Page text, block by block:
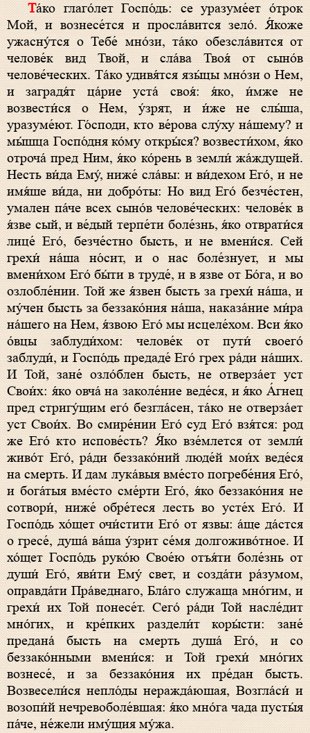
Та́ко глаго́лет Госпо́дь: се уразуме́ет о́трок
Мой, и вознесе́тся и просла́вится зело́. Я́коже
ужасну́тся о Тебе́ мно́зи, та́ко обезсла́вится от
челове́к вид Твой, и сла́ва Твоя́ от сыно́в
челове́ческих. Та́ко удивя́тся язы́цы мно́зи о Нем,
и заградя́т ца́рие уста́ своя́: я́ко, и́мже не
возвести́ся о Нем, у́зрят, и и́же не слы́ша,
уразуме́ют. Го́споди, кто ве́рова слу́ху на́шему? и
мы́шца Госпо́дня ко́му откры́ся? возвести́хом, я́ко
отроча́ пред Ним, я́ко ко́рень в земли́ жа́ждущей.
Несть ви́да Ему́, ниже́ сла́вы: и ви́дехом Его́, и не
имя́ше ви́да, ни добро́ты: Но вид Его́ безче́стен,
умален па́че всех сыно́в челове́ческих: челове́к в
я́зве сый, и ве́дый терпе́ти боле́знь, я́ко отврати́ся
лице́ Его́, безче́стно бысть, и не вмени́ся. Сей
грехи́ на́ша но́сит, и о нас боле́знует, и мы
вмени́хом Его́ бы́ти в труде́, и в язве от Бо́га, и во
озлобле́нии. Той же я́звен бысть за грехи́ на́ша, и
му́чен бысть за беззако́ния на́ша, наказа́ние ми́ра
на́шего на Нем, я́звою Его́ мы исцеле́хом. Вси я́ко
о́вцы заблуди́хом: челове́к от пути́ своего́
заблуди́, и Госпо́дь предаде́ Его́ грех ра́ди на́ших.
И Той, зане́ озло́блен бысть, не отверза́ет уст
Свои́х: я́ко овча́ на заколе́ние веде́ся, и я́ко А́гнец
пред стригу́щим его́ безгла́сен, та́ко не отверза́ет
уст Свои́х. Во смире́нии Его́ суд Его́ взя́тся: род
же Его́ кто испове́сть? Я́ко взе́млется от земли́
живо́т Его́, ра́ди беззако́ний люде́й мои́х веде́ся
на смерть. И дам лука́выя вме́сто погребе́ния Его́,
и бога́тыя вме́сто сме́рти Его́, я́ко беззако́ния не
сотвори́, ниже́ обре́теся лесть во усте́х Его́. И
Госпо́дь хо́щет очи́стити Его́ от язвы: а́ще да́стся
о гресе́, душа́ ва́ша у́зрит се́мя долгоживо́тное. И
хо́щет Госпо́дь руко́ю Свое́ю отъя́ти боле́знь от
души́ Его́, яви́ти Ему́ свет, и созда́ти ра́зумом,
оправда́ти Пра́веднаго, Бла́го служаща мно́гим, и
грехи́ их Той понесе́т. Сего́ ра́ди Той насле́дит
мно́гих, и кре́пких раздели́т коры́сти: зане́
предана́ бысть на смерть душа́ Его́, и со
беззако́нными вмени́ся: и Той грехи́ мно́гих
вознесе́, и за беззако́ния их пре́дан бысть.
Возвесели́ся непло́ды неражда́юшая, Возгла́си́ и
возопи́й нечревоболе́вшая: я́ко мно́га чада пусты́я
па́че, не́жели иму́щия му́жа.